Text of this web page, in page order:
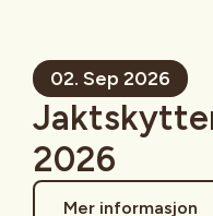
02. Sep 2026
2026
Mer informasjon